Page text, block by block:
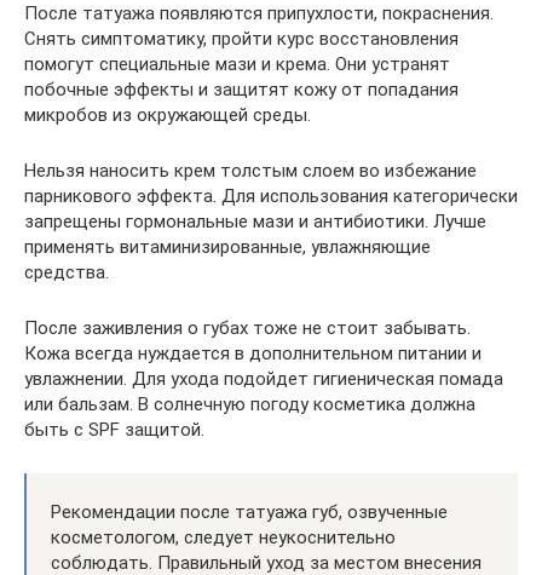
После татуажа появляются припухлости, покраснения.
Снять симптоматику, пройти курс восстановления
помогут специальные мази и крема. Они устранят
побочные эффекты и защитят кожу от попадания
микробов из окружающей среды.
Нельзя наносить крем толстым слоем во избежание
парникового эффекта. Для использования категорически
запрещены гормональные мази и антибиотики. Лучше
применять витаминизированные, увлажняющие
средства.
После заживления о губах тоже не стоит забывать.
Кожа всегда нуждается в дополнительном питании и
увлажнении. Для ухода подойдет гигиеническая помада
или бальзам. В солнечную погоду косметика должна
быть с SPF защитой.
Рекомендации после татуажа губ, озвученные
косметологом, следует неукоснительно
соблюдать. Правильный уход за местом внесения